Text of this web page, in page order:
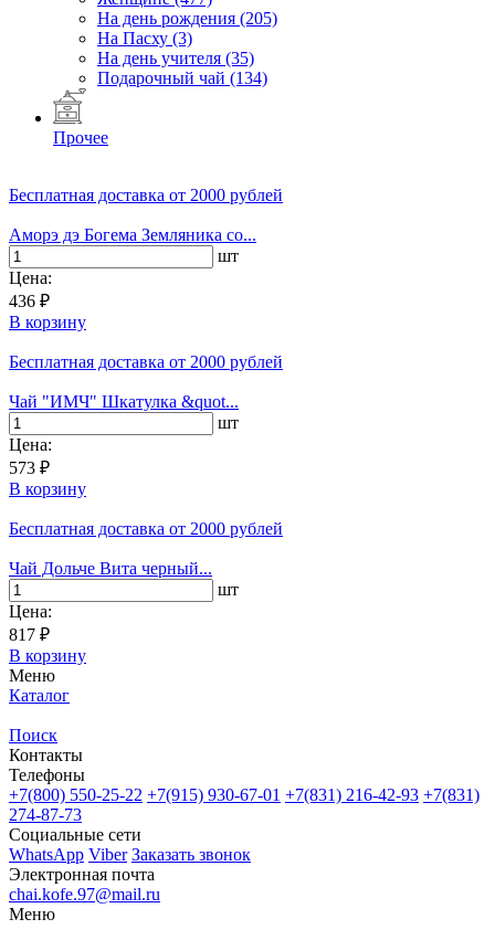
На день рождения (205)
На Пасху (3)
На день учителя (35)
Подарочный чай (134)
Прочее
Бесплатная доставка от 2000 рублей
Аморэ дэ Богема Земляника со...
шт
Цена:
436 ₽
В корзину
Бесплатная доставка от 2000 рублей
Чай "ИМЧ" Шкатулка &quot...
шт
Цена:
573 ₽
В корзину
Бесплатная доставка от 2000 рублей
Чай Дольче Вита черный...
шт
Цена:
817 ₽
В корзину
Меню
Каталог
Поиск
Контакты
Телефоны
+7(800) 550-25-22 +7(915) 930-67-01 +7(831) 216-42-93 +7(831)
274-87-73
Социальные сети
WhatsApp Viber Заказать звонок
Электронная почта
chai.kofe.97@mail.ru
Меню